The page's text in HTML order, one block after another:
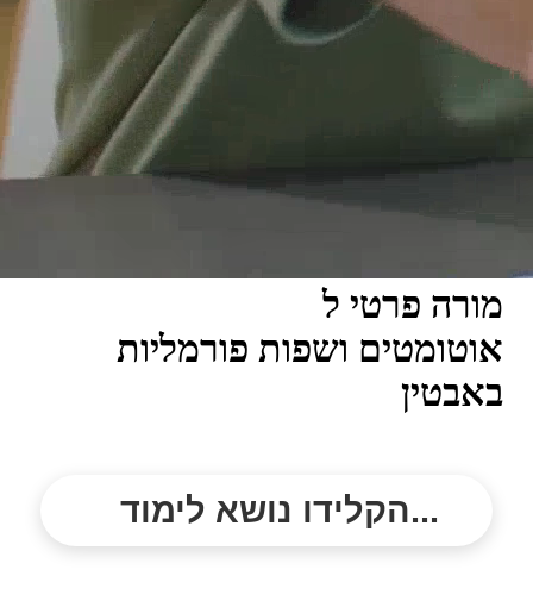
מורה פרטי ל
אוטומטים ושפות פורמליות
באבטין
הקלידו נושא לימוד...